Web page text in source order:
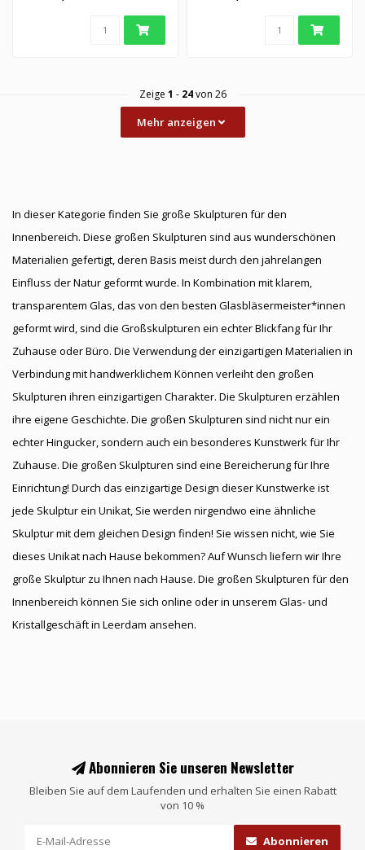
geformt, mit..
Zeige 1 - 24von 26
Mehr anzeigen
In dieser Kategorie finden Sie große Skulpturen für den
Innenbereich. Diese großen Skulpturen sind aus wunderschönen
Materialien gefertigt, deren Basis meist durch den jahrelangen
Einfluss der Natur geformt wurde. In Kombination mit klarem,
transparentem Glas, das von den besten Glasbläsermeister*innen
geformt wird, sind die Großskulpturen ein echter Blickfang für Ihr
Zuhause oder Büro. Die Verwendung der einzigartigen Materialien in
Verbindung mit handwerklichem Können verleiht den großen
Skulpturen ihren einzigartigen Charakter. Die Skulpturen erzählen
ihre eigene Geschichte. Die großen Skulpturen sind nicht nur ein
echter Hingucker, sondern auch ein besonderes Kunstwerk für Ihr
Zuhause. Die großen Skulpturen sind eine Bereicherung für Ihre
Einrichtung! Durch das einzigartige Design dieser Kunstwerke ist
jede Skulptur ein Unikat, Sie werden nirgendwo eine ähnliche
Skulptur mit dem gleichen Design finden! Sie wissen nicht, wie Sie
dieses Unikat nach Hause bekommen? Auf Wunsch liefern wir Ihre
große Skulptur zu Ihnen nach Hause. Die großen Skulpturen für den
Innenbereich können Sie sich online oder in unserem Glas- und
Kristallgeschäft in Leerdam ansehen.
Abonnieren Sie unseren Newsletter
Bleiben Sie auf dem Laufenden und erhalten Sie einen Rabatt
von 10 %
Abonnieren